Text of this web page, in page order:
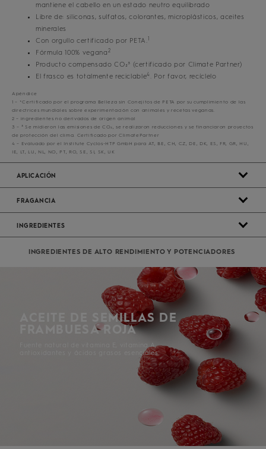
mantiene el cabello en un estado neutro equilibrado
Libre de: siliconas, sulfatos, colorantes, microplásticos, aceites
minerales
Con orgullo certificado por PETA.1
Fórmula 100% vegana 2
Producto compensado CO₂³ (certificado por Climate Partner)
El frasco es totalmente reciclable4 . Por favor, recíclelo
Apéndice
1 – *Certificado por el programa Belleza sin Conejitos de PETA por su cumplimiento de las
directrices mundiales sobre experimentación con animales y recetas veganas.
2 – ingredientes no derivados de origen animal
3 – ³ Se midieron las emisiones de CO₂, se realizaron reducciones y se financiaron proyectos
de protección del clima. Certificado por ClimatePartner
4 – Evaluado por el Institute Cyclos-HTP GmbH para AT, BE, CH, CZ, DE, DK, ES, FR, GR, HU,
IE, LT, LU, NL, NO, PT, RO, SE, SI, SK, UK
APLICACIÓN
FRAGANCIA
INGREDIENTES
INGREDIENTES DE ALTO RENDIMIENTO Y POTENCIADORES
ACEITE DE SEMILLAS DE
FRAMBUESA ROJA
Fuente natural de vitamina E, vitamina A,
antioxidantes y ácidos grasos esenciales.